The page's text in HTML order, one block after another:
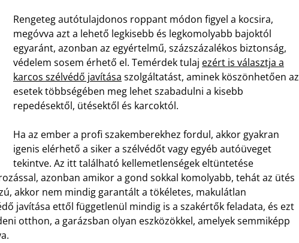
Rengeteg autótulajdonos roppant módon figyel a kocsira,
megóvva azt a lehető legkisebb és legkomolyabb bajoktól
egyaránt, azonban az egyértelmű, százszázalékos biztonság,
védelem sosem érhető el. Temérdek tulaj ezért is választja a
karcos szélvédő javítása szolgáltatást, aminek köszönhetően az
esetek többségében meg lehet szabadulni a kisebb
repedésektől, ütésektől és karcoktól.
Ha az ember a profi szakemberekhez fordul, akkor gyakran
igenis elérhető a siker a szélvédőt vagy egyéb autóüveget
tekintve. Az itt található kellemetlenségek eltüntetése
azonban amikor a gond sokkal komolyabb, tehát az ütés
akkor nem mindig garantált a tökéletes, makulátlan
javítása ettől függetlenül mindig is a szakértők feladata, és ezt
otthon, a garázsban olyan eszközökkel, amelyek semmiképp